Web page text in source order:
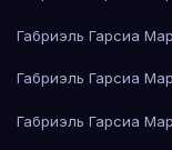
Габриэль Гарсиа
Габриэль Гарсиа
Габриэль Гарсиа